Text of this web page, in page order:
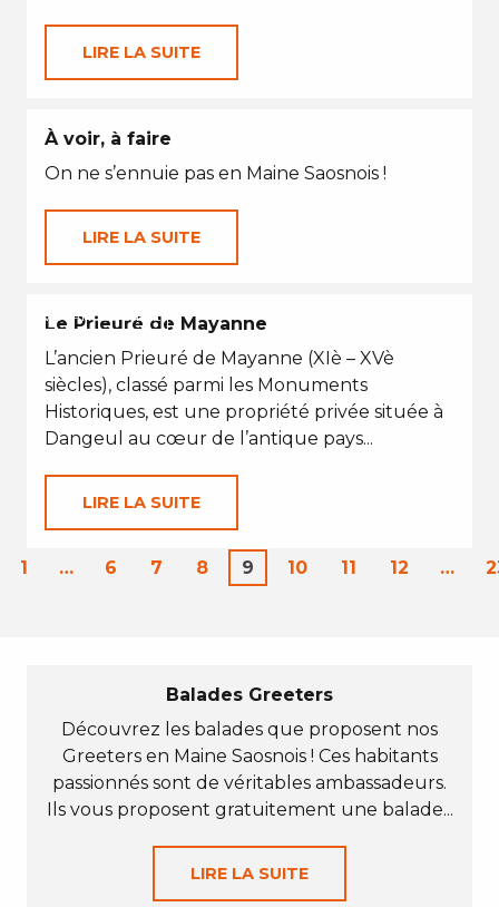
LIRE LA SUITE
À voir, à faire
On ne s’ennuie pas en Maine Saosnois !
LIRE LA SUITE
VACANCES D'ÉTÉ
Le Prieuré de Mayanne
L’ancien Prieuré de Mayanne (XIè – XVè
siècles), classé parmi les Monuments
Historiques, est une propriété privée située à
Dangeul au cœur de l’antique pays...
LIRE LA SUITE
1 … 6 7 8 9 10 11 12 …
Balades Greeters
Découvrez les balades que proposent nos
Greeters en Maine Saosnois ! Ces habitants
passionnés sont de véritables ambassadeurs.
Ils vous proposent gratuitement une balade...
LIRE LA SUITE